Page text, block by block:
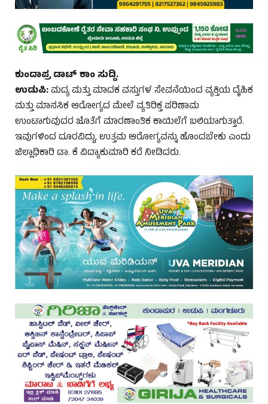
ಕುಂದಾಪ್ರ ಡಾಟ್‌ ಕಾಂ ಸುದ್ದಿ.
ಉಡುಪಿ:ಮದ್ಯ ಮತ್ತು ಮಾದಕ ವಸ್ತುಗಳ ಸೇವನೆಯಿಂದ ವ್ಯಕ್ತಿಯ ದೈಹಿಕ
ಮತ್ತು ಮಾನಸಿಕ ಆರೋಗ್ಯದ ಮೇಲೆ ವ್ಯತಿರಿಕ್ತ ಪರಿಣಾಮ
ಉಂಟಾಗುವುದರ ಜೊತೆಗೆ ಮಾರಣಾಂತಿಕ ಕಾಯಿಲೆಗೆ ಬಲಿಯಾಗುತ್ತಾರೆ.
ಇವುಗಳಿಂದ ದೂರವಿದ್ದು, ಉತ್ತಮ ಆರೋಗ್ಯವನ್ನು ಹೊಂದಬೇಕು ಎಂದು
ಜಿಲ್ಲಾಧಿಕಾರಿ ಡಾ. ಕೆ ವಿದ್ಯಾಕುಮಾರಿ ಕರೆ ನೀಡಿದರು.